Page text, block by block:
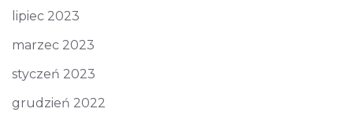
lipiec 2023
marzec 2023
styczeń 2023
grudzień 2022